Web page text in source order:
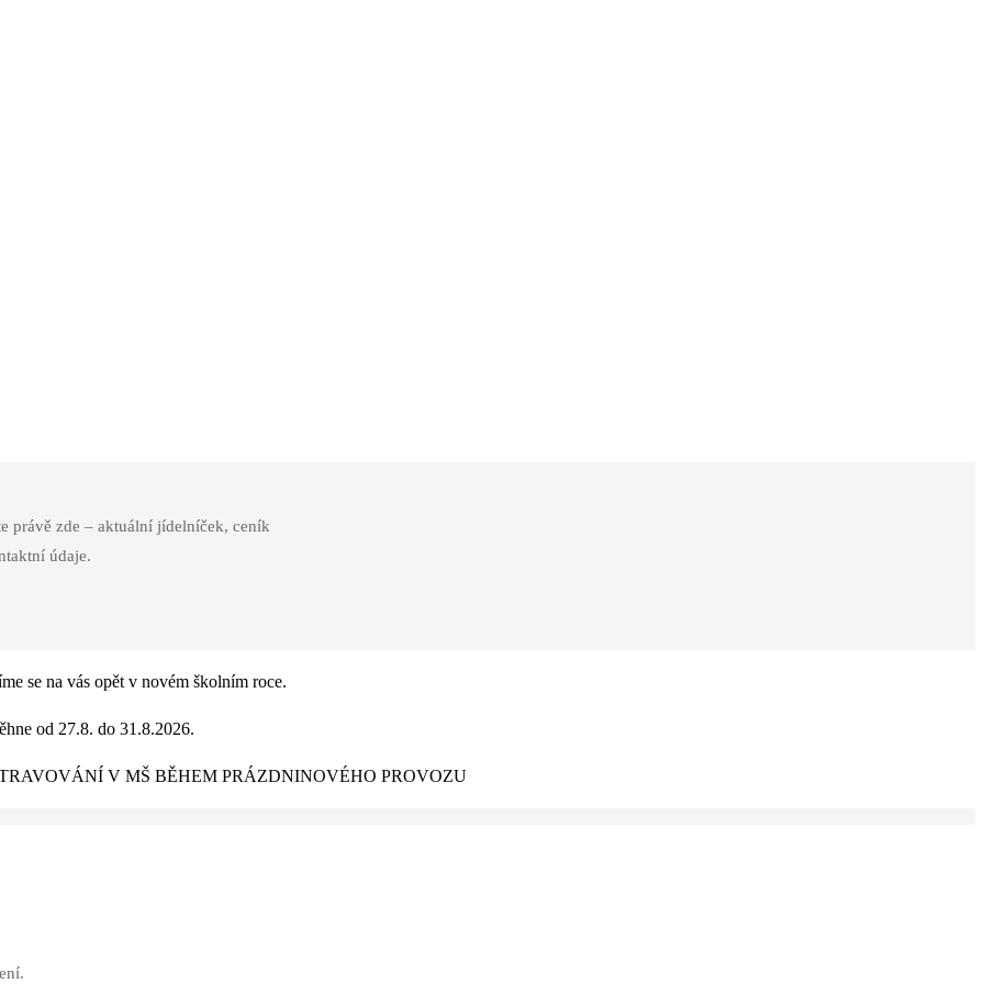
právě zde – aktuální jídelníček, ceník
údaje.
me se na vás opět v novém školním roce.
ěhne od 27.8. do 31 .8.2026.
RAVOVÁNÍ V MŠ BĚHEM PRÁZDNINOVÉHO PROVOZU